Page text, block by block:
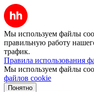
Мы используем файлы
правильную работу
трафик.
Правила использования
Мы используем файлы
файлов cookie
Понятно